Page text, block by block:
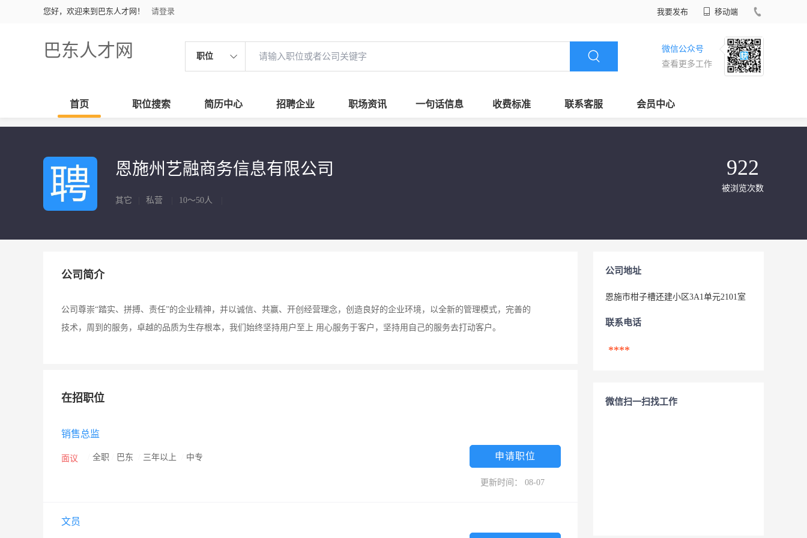
您好，欢迎来到巴东人才网！ 请登录 我要发布 移动端
巴东人才网 职位
微信公众号
查看更多工作
首页 职位搜索 简历中心 招聘企业 职场资讯 一句话信息 收费标准 联系客服 会员中心
恩施州艺融商务信息有限公司
其它 私营 10～50人
922
被浏览次数
公司简介
公司尊崇“踏实、拼搏、责任”的企业精神，并以诚信、共赢、开创经营理念，创造良好的企业环境，以全新的管理模式，完善的
技术，周到的服务，卓越的品质为生存根本，我们始终坚持用户至上 用心服务于客户，坚持用自己的服务去打动客户。
在招职位
销售总监
面议 全职 巴东 三年以上 中专 申请职位
更新时间： 08-07
文员
公司地址
恩施市柑子槽还建小区3A1单元2101室
联系电话
****
微信扫一扫找工作